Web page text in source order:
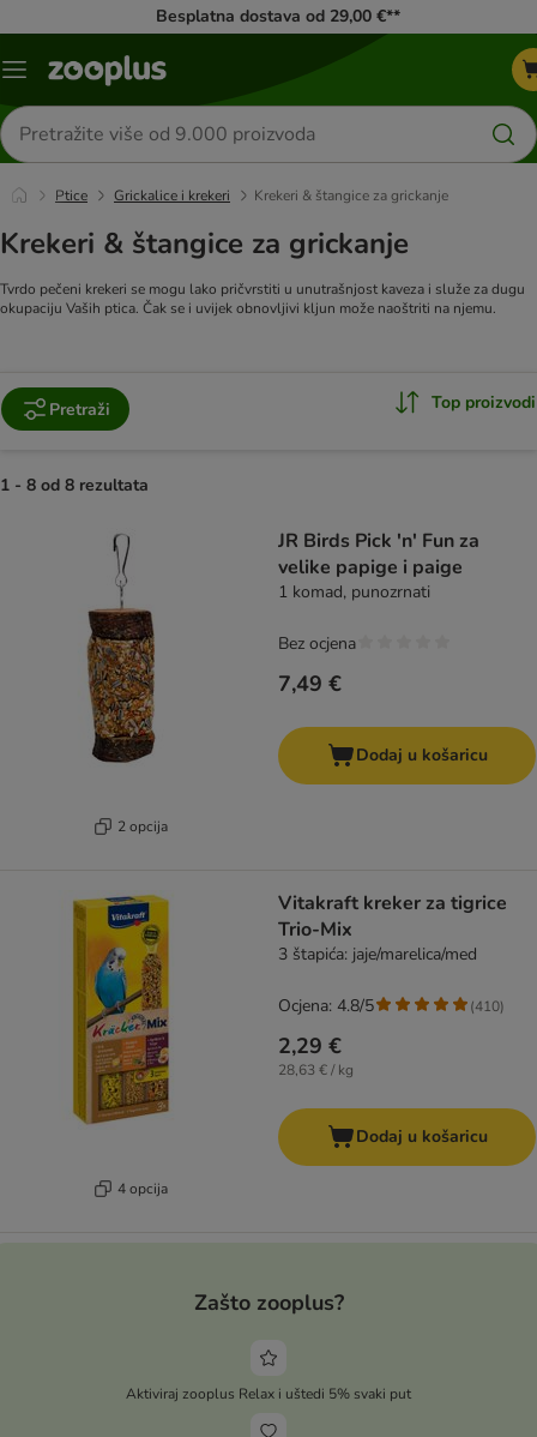
Besplatna dostava od 29,00 €**
Izbornik
Traži
proizvode
Ptice Grickalice i krekeri Krekeri & štangice za grickanje
Krekeri & štangice za grickanje
Tvrdo pečeni krekeri se mogu lako pričvrstiti u unutrašnjost kaveza i služe za dugu
okupaciju Vaših ptica. Čak se i uvijek obnovljivi kljun može naoštriti na njemu.
Pretraži Top proizvodi
1 - 8 od 8 rezultata
2 opcija
JR Birds Pick 'n' Fun za
velike papige i paige
1 komad, punozrnati
7,49 €
Bez ocjena
Dodaj u košaricu
4 opcija
Vitakraft kreker za tigrice
Trio-Mix
3 štapića: jaje/marelica/med
2,29 €
28,63 € / kg
Ocjena: 4.8/5 (410)
Dodaj u košaricu
Zašto zooplus?
Aktiviraj zooplus Relax i uštedi 5% svaki put